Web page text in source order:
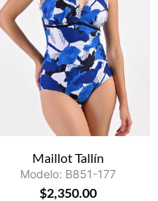
Maillot Tallín
Modelo: B851-177
$2,350.00